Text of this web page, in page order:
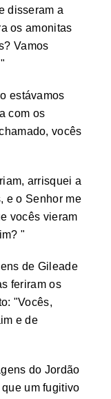
disseram a
os amonitas
Vamos
estávamos
com os
vocês
arrisquei a
e o Senhor me
vocês vieram
"
de Gileade
feriram os
"Vocês,
e de
do Jordão
um fugitivo